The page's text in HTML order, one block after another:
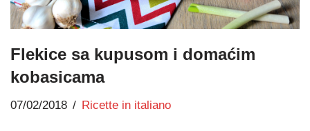
Flekice sa kupusom i domaćim
kobasicama
07/02/2018 Ricette in italiano